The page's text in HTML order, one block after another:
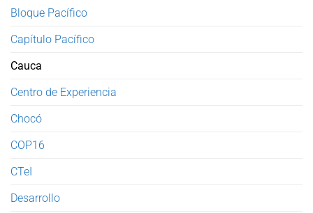
Bloque Pacífico
Capítulo Pacífico
Cauca
Centro de Experiencia
Chocó
COP16
CTeI
Desarrollo